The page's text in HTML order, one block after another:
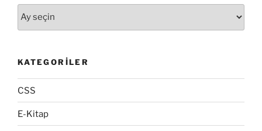
KATEGORILER
CSS
E-Kitap